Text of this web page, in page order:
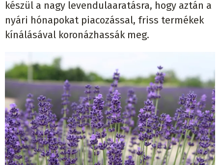
készül a nagy levendulaaratásra, hogy aztán a
nyári hónapokat piacozással, friss termékek
kínálásával koronázhassák meg.